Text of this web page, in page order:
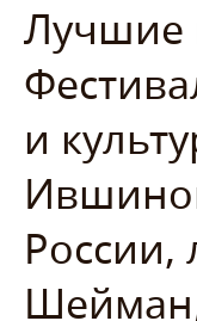
Лучшие
и
России,